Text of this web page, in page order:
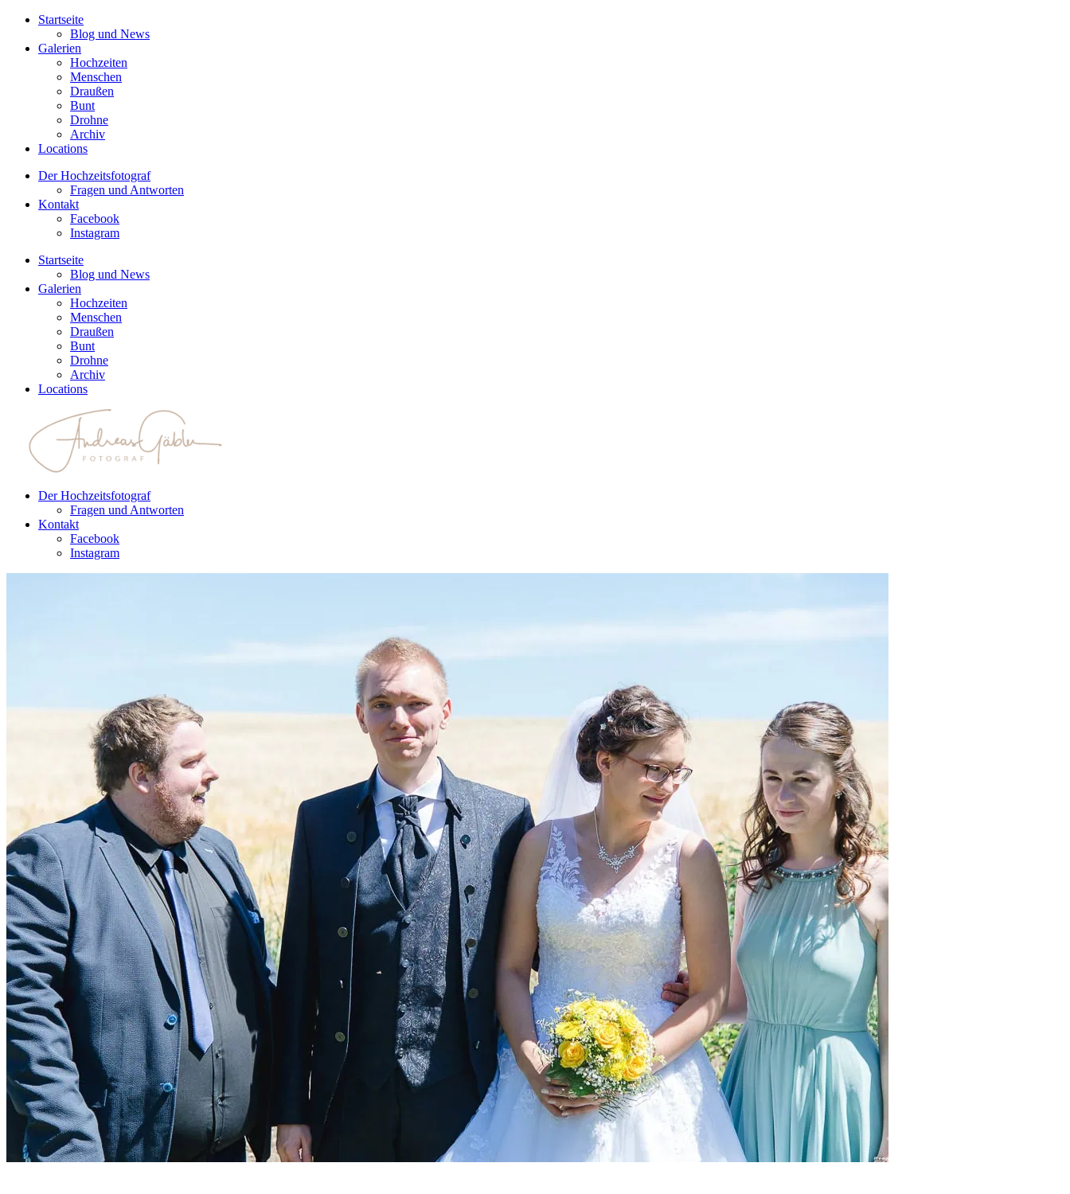
Startseite
Blog und News
Galerien
Hochzeiten
Menschen
Draußen
Bunt
Drohne
Archiv
Locations
Der Hochzeitsfotograf
Fragen und Antworten
Kontakt
Facebook
Instagram
Startseite
Blog und News
Galerien
Hochzeiten
Menschen
Draußen
Bunt
Drohne
Archiv
Locations
Der Hochzeitsfotograf
Fragen und Antworten
Kontakt
Facebook
Instagram